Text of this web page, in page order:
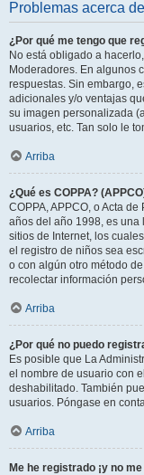
Problemas acerca
¿Por qué me tengo que
No está obligado a
Moderadores. En algunos
respuestas. Sin embargo,
adicionales y/o ventajas
su imagen personalizada
usuarios, etc. Tan solo le
Arriba
¿Qué es COPPA?
COPPA, APPCO, o Acta
años del año 1998, es una
sitios de Internet, los
el registro de niños sea
o con algún otro método
recolectar información
Arriba
¿Por qué no puedo
Es posible que La
el nombre de usuario con
deshabilitado. También
usuarios. Póngase en
Arriba
Me he registrado ¡y no